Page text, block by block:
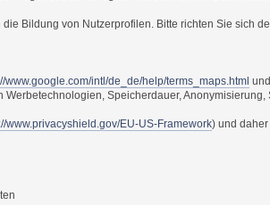
Bildung von Nutzerprofilen. Bitte richten Sie sich
www.google.com/intl/de_de/help/terms_maps.html
Speicherdauer,
www.privacyshield.gov/EU-US-Framework) und